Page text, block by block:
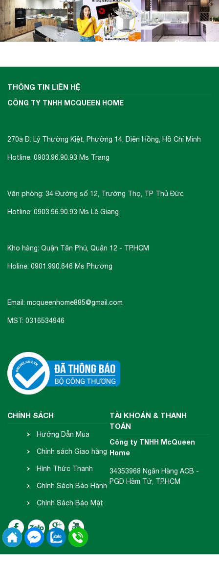
THÔNG TIN LIÊN HỆ
CÔNG TY TNHH MCQUEEN HOME
270a Đ. Lý Thường Kiệt, Phường 14, Diên Hồng, Hồ Chí Minh
Hotline: 0903.96.90.93 Ms Trang
Văn phòng: 34 Đường số 12, Trường Thọ, TP Thủ Đức
Hotline: 0903.96.90.93 Ms Lê Giang
Kho hàng: Quận Tân Phú, Quận 12 - TP.HCM
Holine: 0901.990.646 Ms Phương
Email: mcqueenhome885@gmail.com
MST: 0316534946
CHÍNH SÁCH
Hướng Dẫn Mua
Hàng
Chính sách Giao hàng
- Nhận hàng
Hình Thức Thanh
Toán
Chính Sách Bảo Hành
- Đổi Trả
Chính Sách Bảo Mật
Thông Tin
TÀI KHOẢN & THANH
TOÁN
Công ty TNHH McQueen
Home
34353968 Ngân Hàng ACB -
PGD Hàm Tử, TP.HCM